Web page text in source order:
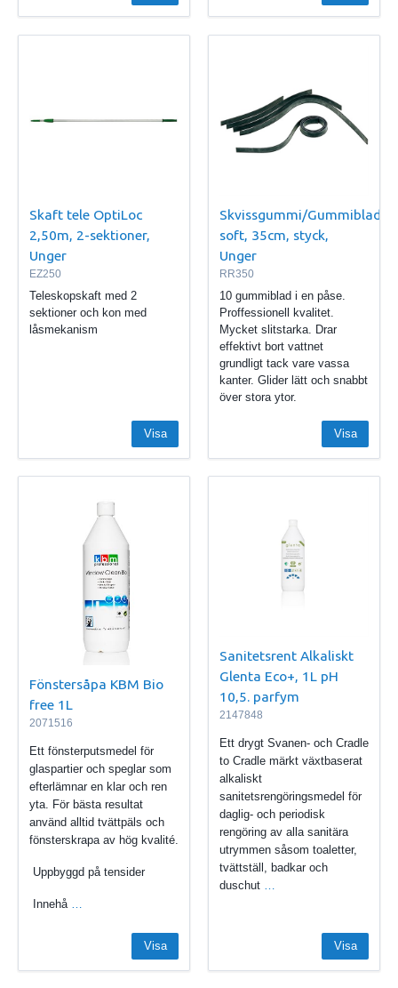
Skaft tele OptiLoc
2,50m, 2-sektioner,
Unger
EZ250
Teleskopskaft med 2
sektioner och kon med
låsmekanism
Visa
Skvissgummi/Gummiblad
soft, 35cm, styck,
Unger
RR350
10 gummiblad i en påse.
Proffessionell kvalitet.
Mycket slitstarka. Drar
effektivt bort vattnet
grundligt tack vare vassa
kanter. Glider lätt och snabbt
över stora ytor.
Visa
Fönstersåpa KBM Bio
free 1L
2071516
Ett fönsterputsmedel för
glaspartier och speglar som
efterlämnar en klar och ren
yta. För bästa resultat
använd alltid tvättpäls och
fönsterskrapa av hög kvalité.
Uppbyggd på tensider
Innehå
Visa
Sanitetsrent Alkaliskt
Glenta Eco+, 1L pH
10,5. parfym
2147848
Ett drygt Svanen- och Cradle
to Cradle märkt växtbaserat
alkaliskt
sanitetsrengöringsmedel för
daglig- och periodisk
rengöring av alla sanitära
utrymmen såsom toaletter,
tvättställ, badkar och
duschut …
Visa